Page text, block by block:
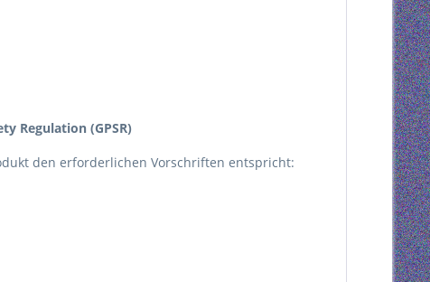
Regulation (GPSR)
den erforderlichen Vorschriften entspricht: